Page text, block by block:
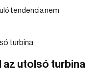
tendencia nem
az utolsó turbina